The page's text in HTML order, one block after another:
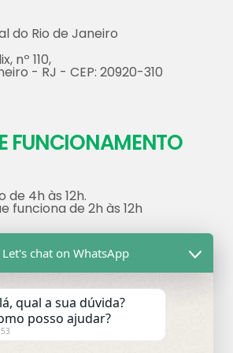
do Rio de Janeiro
nº 110,
- RJ - CEP: 20920-310
FUNCIONAMENTO
de 4h às 12h.
funciona de 2h às 12h
às 17h
às 17h
Let's chat on WhatsApp
qual a sua dúvida?
posso ajudar?